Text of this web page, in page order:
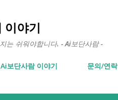
이야기
는 쉬워야합니다. - Ai보단사람 -
Ai보단사람 이야기 문의/연락